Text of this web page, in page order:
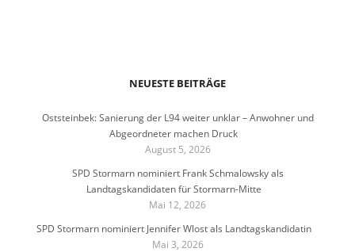
NEUESTE BEITRÄGE
Oststeinbek: Sanierung der L94 weiter unklar – Anwohner und
Abgeordneter machen Druck
August 5, 2026
SPD Stormarn nominiert Frank Schmalowsky als
Landtagskandidaten für Stormarn-Mitte
Mai 12, 2026
SPD Stormarn nominiert Jennifer Wlost als Landtagskandidatin
Mai 3, 2026